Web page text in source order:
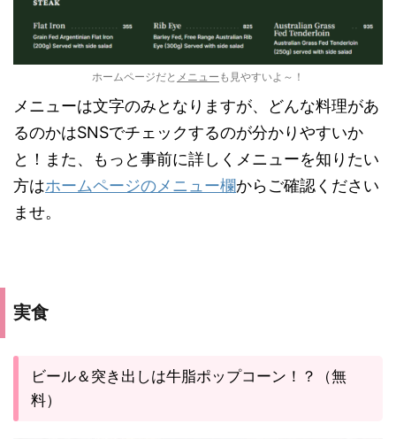
ホームページだと メニュー も見やすいよ～！
メニューは文字のみとなりますが、どんな料理があ
るのかはSNSでチェックするのが分かりやすいか
と！また、もっと事前に詳しくメニューを知りたい
方はホームページのメニュー欄からご確認ください
ませ。
実食
ビール＆突き出しは牛脂ポップコーン！？（無
料）